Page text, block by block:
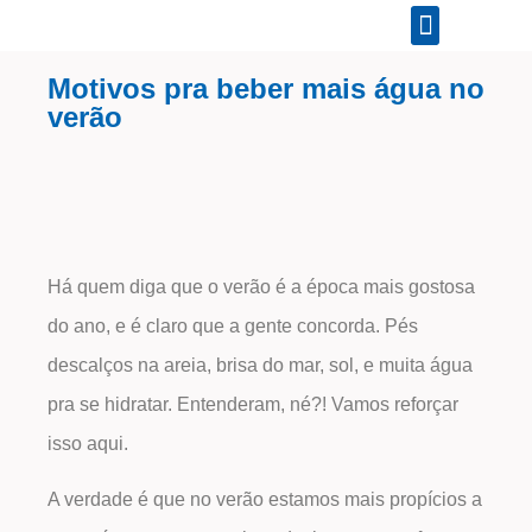
Motivos pra beber mais água no
verão
Há quem diga que o verão é a época mais gostosa
do ano, e é claro que a gente concorda. Pés
descalços na areia, brisa do mar, sol, e muita água
pra se hidratar. Entenderam, né?! Vamos reforçar
isso aqui.
A verdade é que no verão estamos mais propícios a